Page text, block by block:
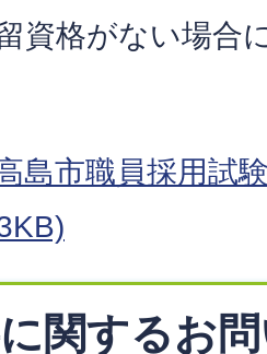
資格がない場合
島市職員採用試
関するお